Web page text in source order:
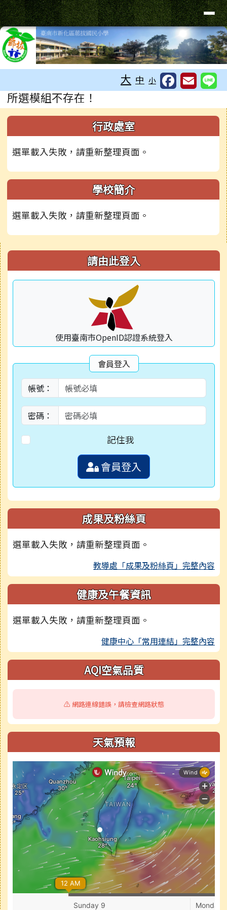
跳至主內容區
臺南市新化區那拔國民小學
導覽列
大 中 小
主內容區域
所選模組不存在！
下中右區域內容
左邊區域內容 行政處室
選單載入失敗，請重新整理頁面。
學校簡介
選單載入失敗，請重新整理頁面。
右邊區域內容 請由此登入
使用臺南市OpenID認證系統登入
會員登入
帳號：
密碼：
記住我
會員登入
成果及粉絲頁
選單載入失敗，請重新整理頁面。
教導處「成果及粉絲頁」完整內容
健康及午餐資訊
選單載入失敗，請重新整理頁面。
健康中心「常用連結」完整內容
AQI空氣品質
⚠️ 網路連線錯誤，請檢查網路狀態
天氣預報
頁尾區域